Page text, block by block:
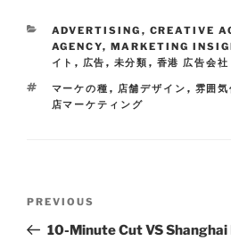
ADVERTISING , CREATIVE
AGENCY, MARKETING
イト , 広告 , 未分類 , 香港 広告会社
マーケの種 , 店舗デザイン , 雰囲気
店マーケティング
PREVIOUS
10-Minute Cut VS